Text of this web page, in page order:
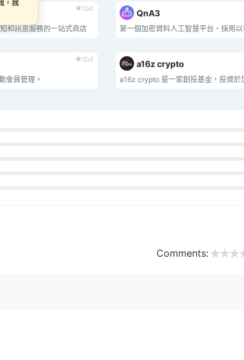
tbd
和訊息服務的一站式商店
QnA3
tbd
會員管理。
a16z crypto
Comments:
，我